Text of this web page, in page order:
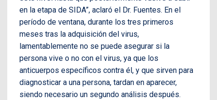
en la etapa de SIDA”, aclaró el Dr. Fuentes. En el
período de ventana, durante los tres primeros
meses tras la adquisición del virus,
lamentablemente no se puede asegurar si la
persona vive o no con el virus, ya que los
anticuerpos específicos contra él, y que sirven para
diagnosticar a una persona, tardan en aparecer,
siendo necesario un segundo análisis después.